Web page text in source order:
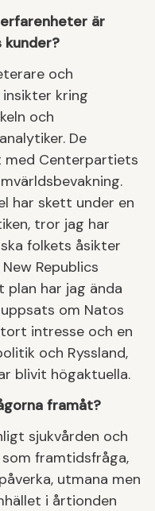
är
kunder?
och
kring
och
De
med Centerpartiets
har skett under en
tror jag har
folkets åsikter
Republics
plan har jag ända
om Natos
intresse och en
och Ryssland,
blivit högaktuella.
framåt?
sjukvården och
framtidsfråga,
utmana men
i årtionden